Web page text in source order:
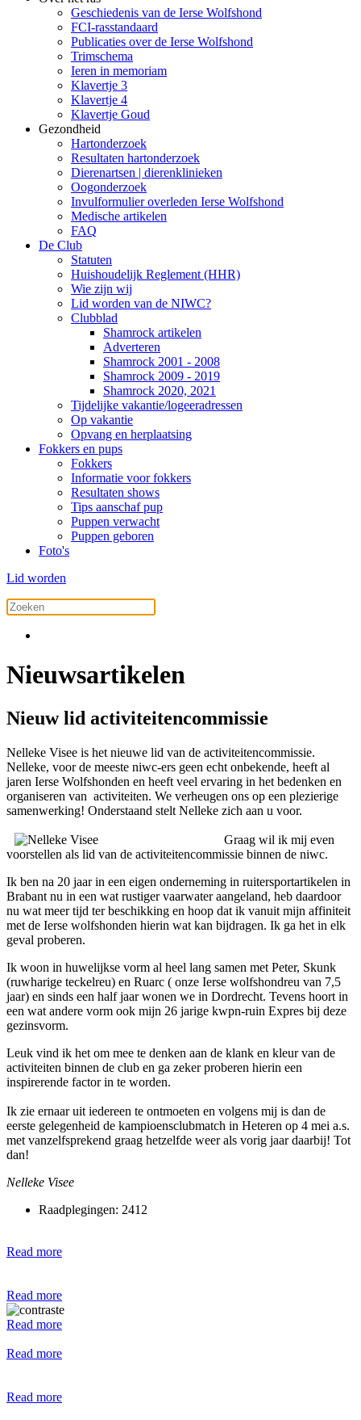
Geschiedenis van de Ierse Wolfshond
FCI-rasstandaard
Publicaties over de Ierse Wolfshond
Trimschema
Ieren in memoriam
Klavertje 3
Klavertje 4
Klavertje Goud
Gezondheid
Hartonderzoek
Resultaten hartonderzoek
Dierenartsen | dierenklinieken
Oogonderzoek
Invulformulier overleden Ierse Wolfshond
Medische artikelen
FAQ
De Club
Statuten
Huishoudelijk Reglement (HHR)
Wie zijn wij
Lid worden van de NIWC?
Clubblad
Shamrock artikelen
Adverteren
Shamrock 2001 - 2008
Shamrock 2009 - 2019
Shamrock 2020, 2021
Tijdelijke vakantie/logeeradressen
Op vakantie
Opvang en herplaatsing
Fokkers en pups
Fokkers
Informatie voor fokkers
Resultaten shows
Tips aanschaf pup
Puppen verwacht
Puppen geboren
Foto's
Lid worden
Nieuwsartikelen
Nieuw lid activiteitencommissie
Nelleke Visee is het nieuwe lid van de activiteitencommissie.
Nelleke, voor de meeste niwc-ers geen echt onbekende, heeft al
jaren Ierse Wolfshonden en heeft veel ervaring in het bedenken en
organiseren van activiteiten. We verheugen ons op een plezierige
samenwerking! Onderstaand stelt Nelleke zich aan u voor.
Graag wil ik mij even
voorstellen als lid van de activiteitencommissie binnen de niwc.
Ik ben na 20 jaar in een eigen onderneming in ruitersportartikelen in
Brabant nu in een wat rustiger vaarwater aangeland, heb daardoor
nu wat meer tijd ter beschikking en hoop dat ik vanuit mijn affiniteit
met de Ierse wolfshonden hierin wat kan bijdragen. Ik ga het in elk
geval proberen.
Ik woon in huwelijkse vorm al heel lang samen met Peter, Skunk
(ruwharige teckelreu) en Ruarc ( onze Ierse wolfshondreu van 7,5
jaar) en sinds een half jaar wonen we in Dordrecht. Tevens hoort in
een wat andere vorm ook mijn 26 jarige kwpn-ruin Expres bij deze
gezinsvorm.
Leuk vind ik het om mee te denken aan de klank en kleur van de
activiteiten binnen de club en ga zeker proberen hierin een
inspirerende factor in te worden.
Ik zie ernaar uit iedereen te ontmoeten en volgens mij is dan de
eerste gelegenheid de kampioensclubmatch in Heteren op 4 mei a.s.
met vanzelfsprekend graag hetzelfde weer als vorig jaar daarbij! Tot
dan!
Nelleke Visee
Raadplegingen: 2412
Read more
Read more
Read more
Read more
Read more